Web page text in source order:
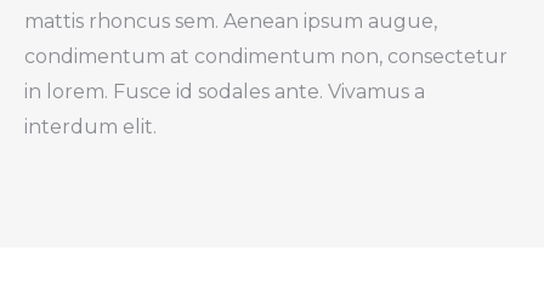
mattis rhoncus sem. Aenean ipsum augue,
condimentum at condimentum non, consectetur
in lorem. Fusce id sodales ante. Vivamus a
interdum elit.